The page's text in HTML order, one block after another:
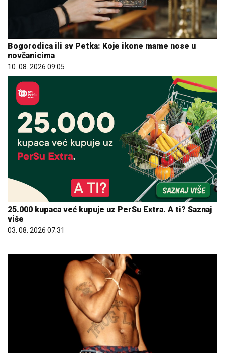
Bogorodica ili sv Petka: Koje ikone mame nose u
novčanicima
10. 08. 2026 09:05
25.000 kupaca već kupuje uz PerSu Extra. A ti? Saznaj
više
03. 08. 2026 07:31